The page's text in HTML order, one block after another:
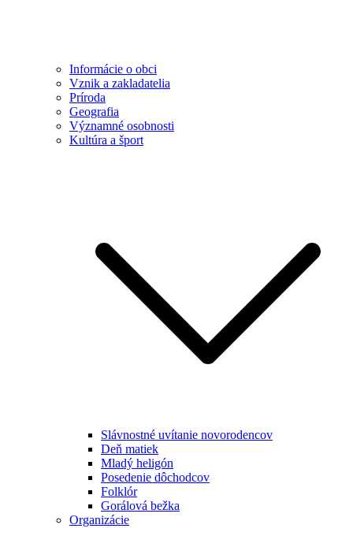
Informácie o obci
Vznik a zakladatelia
Príroda
Geografia
Významné osobnosti
Kultúra a šport
Slávnostné uvítanie novorodencov
Deň matiek
Mladý heligón
Posedenie dôchodcov
Folklór
Gorálová bežka
Organizácie